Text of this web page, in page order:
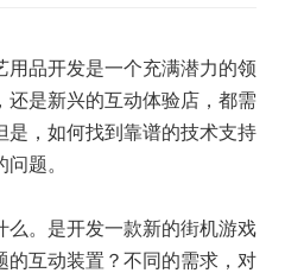
品开发是一个充满潜力的领
是新兴的互动体验店，都需
，如何找到靠谱的技术支持
题。
。是开发一款新的街机游戏
互动装置？不同的需求，对